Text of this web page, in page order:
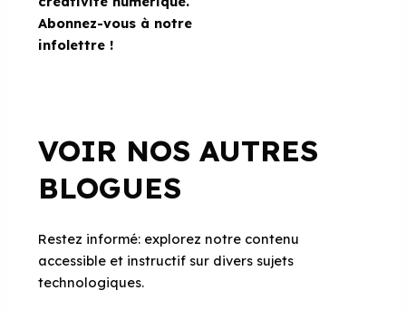
Abonnez-vous à notre
infolettre !
VOIR NOS AUTRES
BLOGUES
Restez informé: explorez notre contenu
accessible et instructif sur divers sujets
technologiques.